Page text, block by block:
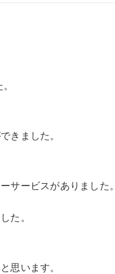
きました。
サービスがありました。
た。
思います。